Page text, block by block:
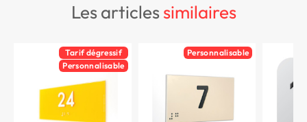
les articlessimilaires
Tarif dégressif
Personnalisable
Personnalisable